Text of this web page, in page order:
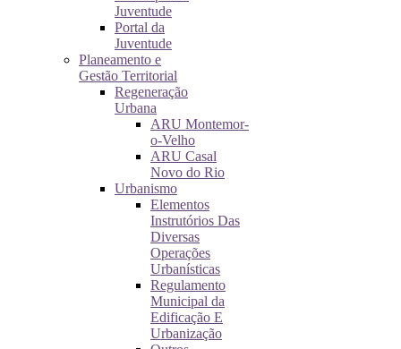
Juventude
Portal da
Juventude
Planeamento e
Gestão Territorial
Regeneração
Urbana
ARU Montemor-
o-Velho
ARU Casal
Novo do Rio
Urbanismo
Elementos
Instrutórios Das
Diversas
Operações
Urbanísticas
Regulamento
Municipal da
Edificação E
Urbanização